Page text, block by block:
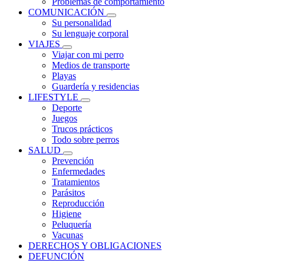
COMUNICACIÓN
Su personalidad
Su lenguaje corporal
VIAJES
Viajar con mi perro
Medios de transporte
Playas
Guardería y residencias
LIFESTYLE
Deporte
Juegos
Trucos prácticos
Todo sobre perros
SALUD
Prevención
Enfermedades
Tratamientos
Parásitos
Reproducción
Higiene
Peluquería
Vacunas
DERECHOS Y OBLIGACIONES
DEFUNCIÓN